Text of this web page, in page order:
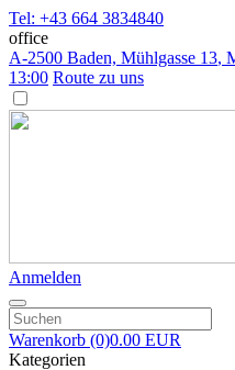
Tel: +43 664 3834840
office
A-2500 Baden, Mühlgasse 13,
13:00 Route zu uns
Anmelden
Warenkorb (0)0.00 EUR
Kategorien